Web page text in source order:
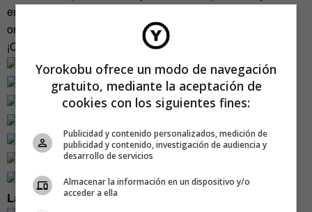
entre amigos, fuera de cualquier estudio, lejos de
ordenadores y espacios cerrados.
¡Que mala hierba nunca muera!
La Portada:
Yorokobu ofrece un modo de navegación
gratuito, mediante la aceptación de
cookies con los siguientes fines:
Publicidad y contenido personalizados, medición de
publicidad y contenido, investigación de audiencia y
desarrollo de servicios
Almacenar la información en un dispositivo y/o
acceder a ella